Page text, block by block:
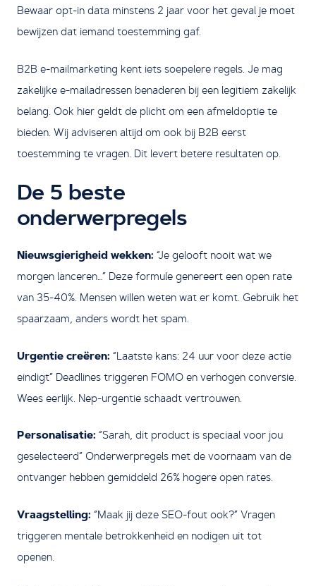
Bewaar opt-in data minstens 2 jaar voor het geval je moet
bewijzen dat iemand toestemming gaf.
B2B e-mailmarketing kent iets soepelere regels. Je mag
zakelijke e-mailadressen benaderen bij een legitiem zakelijk
belang. Ook hier geldt de plicht om een afmeldoptie te
bieden. Wij adviseren altijd om ook bij B2B eerst
toestemming te vragen. Dit levert betere resultaten op.
De 5 beste
onderwerpregels
Nieuwsgierigheid wekken: “Je gelooft nooit wat we
morgen lanceren…” Deze formule genereert een open rate
van 35-40%. Mensen willen weten wat er komt. Gebruik het
spaarzaam, anders wordt het spam.
Urgentie creëren: “Laatste kans: 24 uur voor deze actie
eindigt” Deadlines triggeren FOMO en verhogen conversie.
Wees eerlijk. Nep-urgentie schaadt vertrouwen.
Personalisatie: “Sarah, dit product is speciaal voor jou
geselecteerd” Onderwerpregels met de voornaam van de
ontvanger hebben gemiddeld 26% hogere open rates.
Vraagstelling: “Maak jij deze SEO-fout ook?” Vragen
triggeren mentale betrokkenheid en nodigen uit tot
openen.